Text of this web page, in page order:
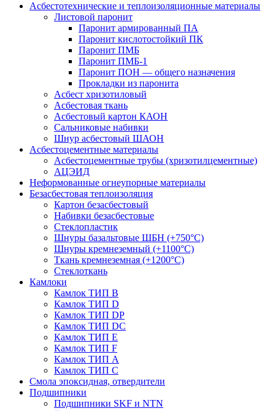
Асбестотехнические и теплоизоляционные материалы
Листовой паронит
Паронит армированный ПА
Паронит кислотостойкий ПК
Паронит ПМБ
Паронит ПМБ-1
Паронит ПОН — общего назначения
Прокладки из паронита
Асбест хризотиловый
Асбестовая ткань
Асбестовый картон КАОН
Сальниковые набивки
Шнур асбестовый ШАОН
Асбестоцементные материалы
Асбестоцементные трубы (хризотилцементные)
АЦЭИД
Неформованные огнеупорные материалы
Безасбестовая теплоизоляция
Картон безасбестовый
Набивки безасбестовые
Стеклопластик
Шнуры базальтовые ШБН (+750°С)
Шнуры кремнеземный (+1100°С)
Ткань кремнеземная (+1200°С)
Стеклоткань
Камлоки
Камлок ТИП B
Камлок ТИП D
Камлок ТИП DP
Камлок ТИП DС
Камлок ТИП E
Камлок ТИП F
Камлок ТИП А
Камлок ТИП С
Смола эпоксидная, отвердители
Подшипники
Подшипники SKF и NTN